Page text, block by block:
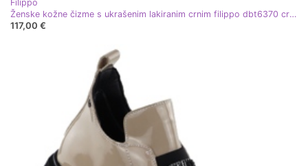
Filippo
Ženske kožne čizme s ukrašenim lakiranim crnim filippo dbt6370 crna
117,00 €